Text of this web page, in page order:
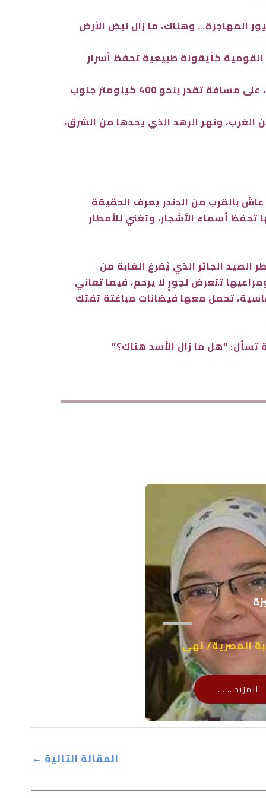
والطيور المهاجرة… وهناك، ما زال نبض الأرض
القومية كأيقونة طبيعية تحفظ أسرار
تمتد المحمية على مساحة تزيد عن 10,000 كيلومتر مربع، وتحاذي من الشرق حدود السودان مع إثيوبيا، على مسافة تقدر بنحو 400 كيلومتر جنوب
ونهر الرهد الذي يحدها من الشرق،
بالقرب من الدندر يعرف الحقيقة
أسماء الأشجار، وتغني للأمطار
الجائر الذي يُفرغ الغابة من
تتعرض لجورٍ لا يرحم، فيما تعاني
تحمل معها فيضانات مباغتة تفتك
تسأل: “هل ما زال الأسد هناك؟”
المصرية/ نهى
للمزيد.......
المقالة التالية ←